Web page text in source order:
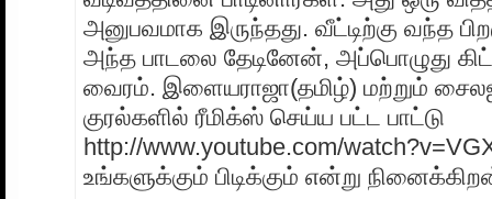
அனுபவமாக இருந்தது. வீட்டிற்கு வந்த
அந்த பாடலை தேடினேன், அப்பொழுது
வைரம். இளையராஜா(தமிழ்) மற்றும்
குரல்களில் ரீமிக்ஸ் செய்ய பட்ட பாட்டு
http://www.youtube.com/
உங்களுக்கும் பிடிக்கும் என்று